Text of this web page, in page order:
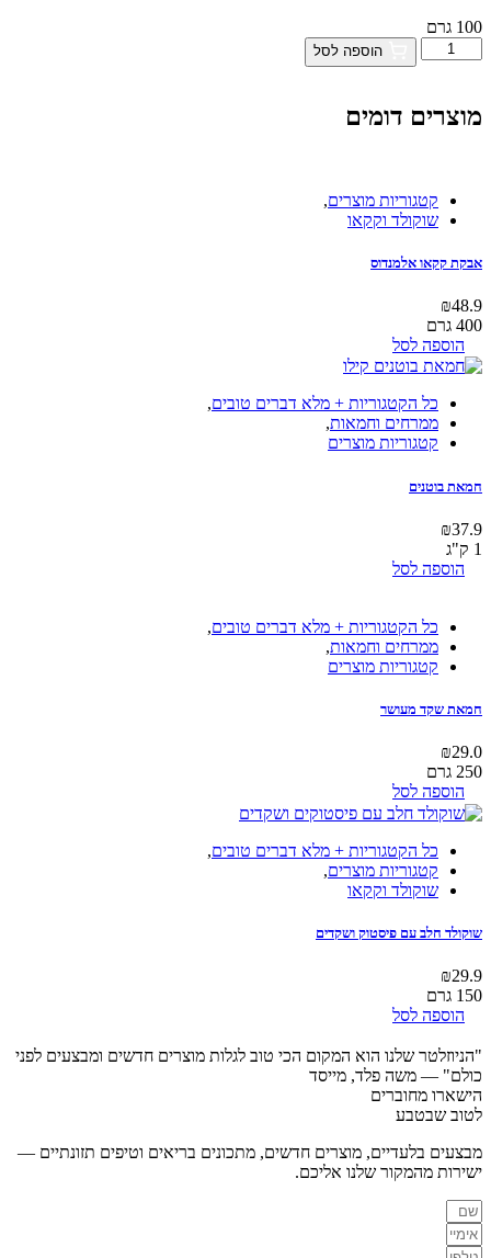
100 גרם
כמות
של
שלם
הוספה לסל
מוצרים דומים
קטגוריות מוצרים,
שוקולד וקקאו
אבקת קקאו אלמנדוס
₪48.9
400 גרם
הוספה לסל
כל הקטגוריות + מלא דברים טובים,
ממרחים וחמאות,
קטגוריות מוצרים
חמאת בוטנים
₪37.9
1 ק"ג
הוספה לסל
כל הקטגוריות + מלא דברים טובים,
ממרחים וחמאות,
קטגוריות מוצרים
חמאת שקד מעושר
₪29.0
250 גרם
הוספה לסל
כל הקטגוריות + מלא דברים טובים,
קטגוריות מוצרים,
שוקולד וקקאו
שוקולד חלב עם פיסטוק ושקדים
₪29.9
150 גרם
הוספה לסל
"הניוזלטר שלנו הוא המקום הכי טוב לגלות מוצרים חדשים ומבצעים לפני
כולם" — משה פלד, מייסד
הישארו מחוברים
לטוב שבטבע
מבצעים בלעדיים, מוצרים חדשים, מתכונים בריאים וטיפים תזונתיים —
ישירות מהמקור שלנו אליכם.